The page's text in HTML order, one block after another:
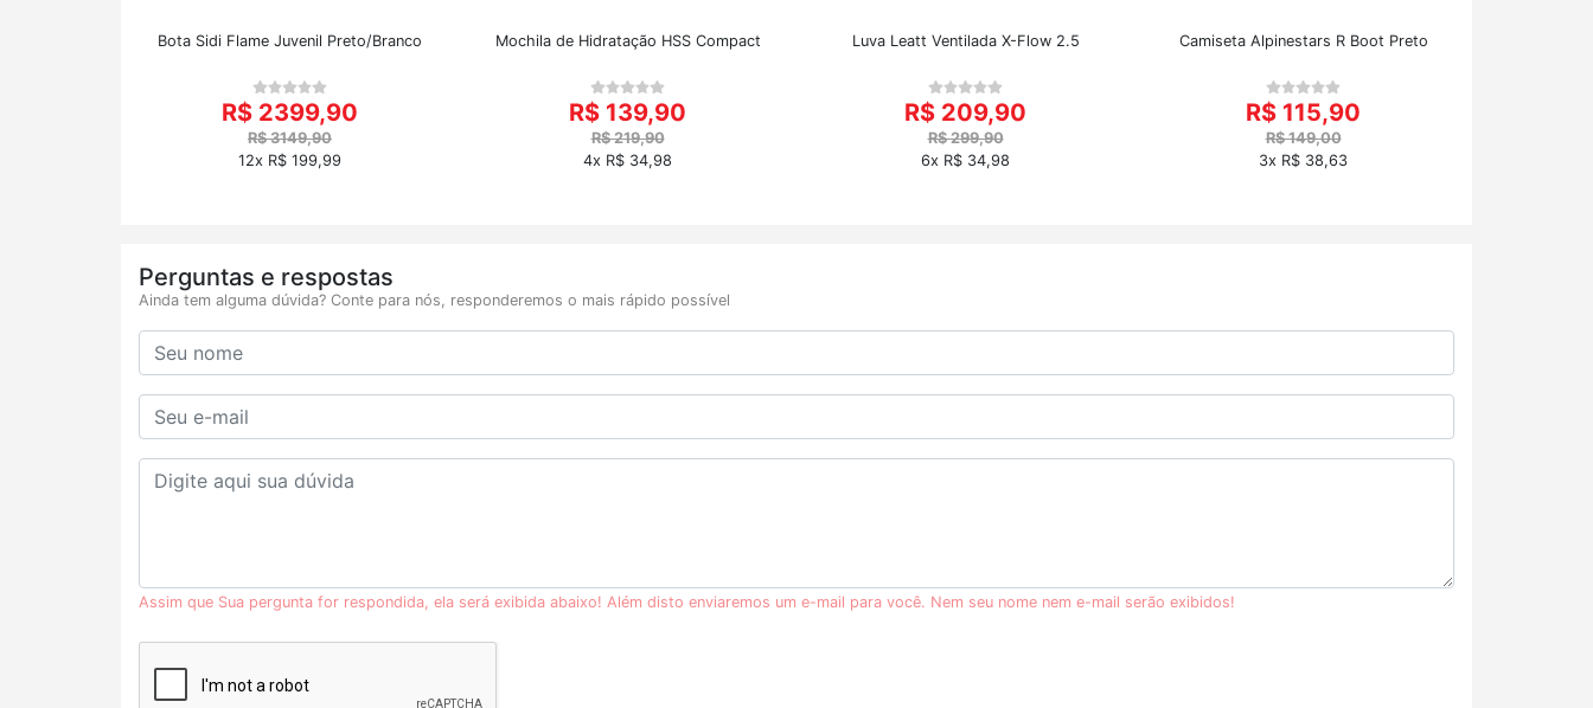
Bota Sidi Flame Juvenil Preto/Branco
R$ 2399,90
R$ 3149,90
12x R$ 199,99
Mochila de Hidratação HSS Compact
R$ 139,90
R$ 219,90
4x R$ 34,98
Luva Leatt Ventilada X-Flow 2.5
R$ 209,90
R$ 299,90
6x R$ 34,98
Camiseta Alpinestars R Boot Preto
R$ 115,90
R$ 149,00
3x R$ 38,63
Perguntas e respostas
Ainda tem alguma dúvida? Conte para nós, responderemos o mais rápido possível
Assim que Sua pergunta for respondida, ela será exibida abaixo! Além disto enviaremos um e-mail para você. Nem seu nome nem e-mail serão exibidos!